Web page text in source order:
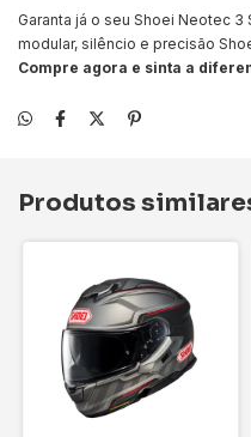
Garanta já o seu Shoei Neotec
modular, silêncio e precisão
Compre agora e sinta a
Produtos